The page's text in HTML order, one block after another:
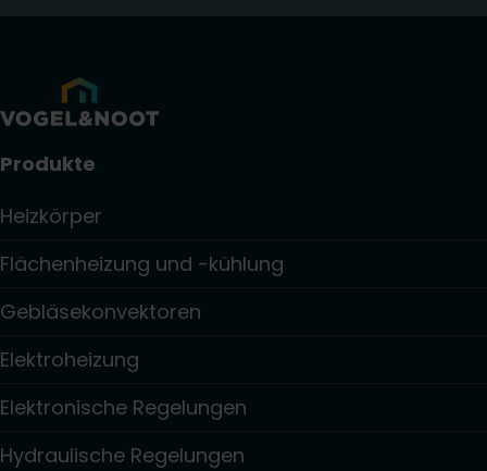
Produkte
Heizkörper
Flächenheizung und -kühlung
Gebläsekonvektoren
Elektroheizung
Elektronische Regelungen
Hydraulische Regelungen